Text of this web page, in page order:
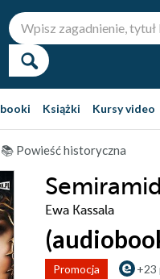
Książki Kursy video
📚 Powieść historyczna
Ewa Kassala
Promocja +23